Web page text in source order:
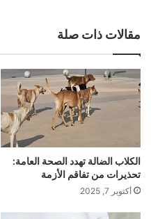
مقالات ذات صلة
الكلاب الضالة تهدد الصحة العامة:
تحذيرات من تفاقم الأزمة
أكتوبر 7, 2025